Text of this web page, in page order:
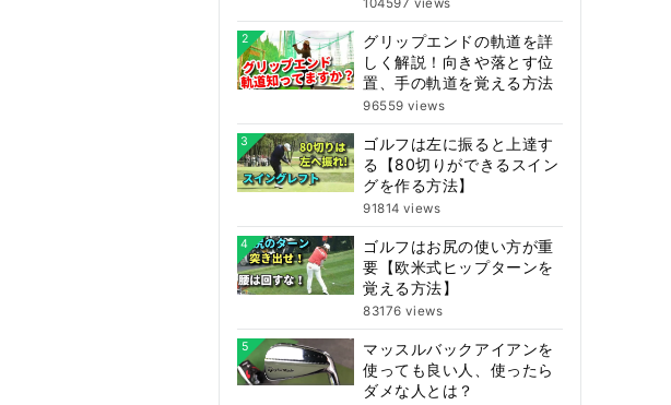
104597 views
2
グリップエンドの軌道を詳
しく解説！向きや落とす位
置、手の軌道を覚える方法
96559 views
3
ゴルフは左に振ると上達す
る【80切りができるスイン
グを作る方法】
91814 views
4
ゴルフはお尻の使い方が重
要【欧米式ヒップターンを
覚える方法】
83176 views
5
マッスルバックアイアンを
使っても良い人、使ったら
ダメな人とは？